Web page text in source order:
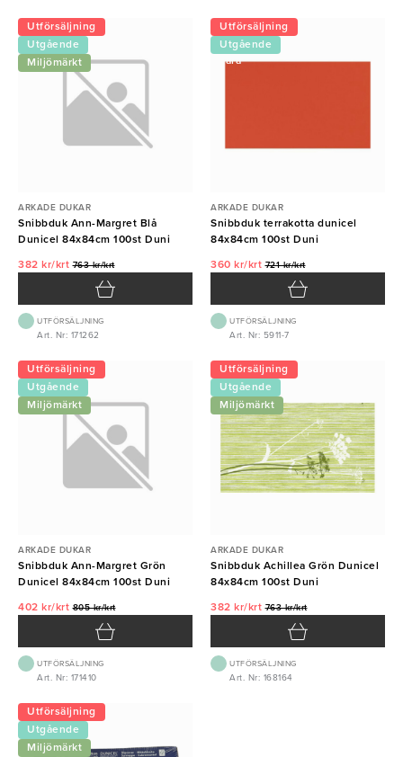
Utförsäljning
Utgående
vara
Miljömärkt
ARKADE DUKAR
Snibbduk Ann-Margret Blå
Dunicel 84x84cm 100st Duni
382 kr/krt763 kr/krt
UTFÖRSÄLJNING
Art. Nr: 171262
Utförsäljning
Utgående
vara
ARKADE DUKAR
Snibbduk terrakotta dunicel
84x84cm 100st Duni
360 kr/krt721 kr/krt
UTFÖRSÄLJNING
Art. Nr: 5911-7
Utförsäljning
Utgående
vara
Miljömärkt
ARKADE DUKAR
Snibbduk Ann-Margret Grön
Dunicel 84x84cm 100st Duni
402 kr/krt805 kr/krt
UTFÖRSÄLJNING
Art. Nr: 171410
Utförsäljning
Utgående
vara
Miljömärkt
ARKADE DUKAR
Snibbduk Achillea Grön Dunicel
84x84cm 100st Duni
382 kr/krt763 kr/krt
UTFÖRSÄLJNING
Art. Nr: 168164
Utförsäljning
Utgående
vara
Miljömärkt